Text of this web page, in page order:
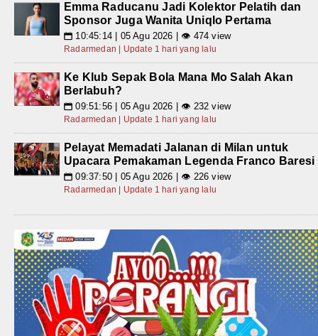
Emma Raducanu Jadi Kolektor Pelatih dan
Sponsor Juga Wanita Uniqlo Pertama
📅 10:45:14 | 05 Agu 2026 | 👁 474 view
Radarmedan | Update 1 hari yang lalu
Ke Klub Sepak Bola Mana Mo Salah Akan
Berlabuh?
📅 09:51:56 | 05 Agu 2026 | 👁 232 view
Radarmedan | Update 1 hari yang lalu
Pelayat Memadati Jalanan di Milan untuk
Upacara Pemakaman Legenda Franco Baresi
📅 09:37:50 | 05 Agu 2026 | 👁 226 view
Radarmedan | Update 1 hari yang lalu